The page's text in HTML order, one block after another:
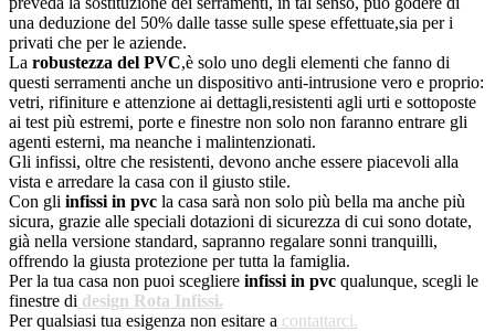
una deduzione del 50% dalle tasse sulle spese effettuate,sia per i
privati che per le aziende.
La robustezza del PVC,è solo uno degli elementi che fanno di
questi serramenti anche un dispositivo anti-intrusione vero e proprio:
vetri, rifiniture e attenzione ai dettagli,resistenti agli urti e sottoposte
ai test più estremi, porte e finestre non solo non faranno entrare gli
agenti esterni, ma neanche i malintenzionati.
Gli infissi, oltre che resistenti, devono anche essere piacevoli alla
vista e arredare la casa con il giusto stile.
Con gli infissi in pvc la casa sarà non solo più bella ma anche più
sicura, grazie alle speciali dotazioni di sicurezza di cui sono dotate,
già nella versione standard, sapranno regalare sonni tranquilli,
offrendo la giusta protezione per tutta la famiglia.
Per la tua casa non puoi scegliere infissi in pvc qualunque, scegli le
finestre di design Rota Infissi.
Per qualsiasi tua esigenza non esitare a contattarci.